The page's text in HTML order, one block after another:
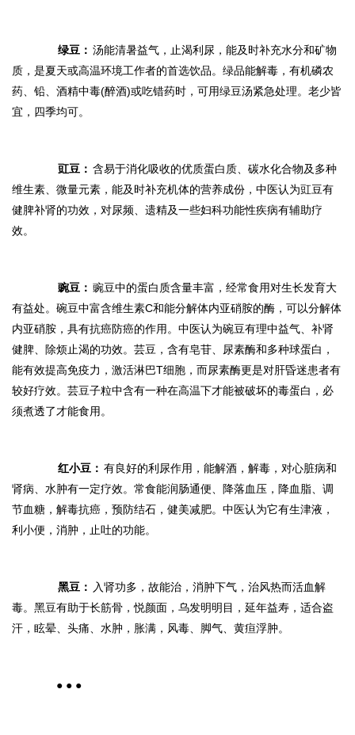
绿豆： 汤能清暑益气，止渴利尿，能及时补充水分和矿物
质，是夏天或高温环境工作者的首选饮品。绿品能解毒，有机磷农
药、铅、酒精中毒(醉酒)或吃错药时，可用绿豆汤紧急处理。老少皆
宜，四季均可。
豇豆： 含易于消化吸收的优质蛋白质、碳水化合物及多种
维生素、微量元素，能及时补充机体的营养成份，中医认为豇豆有
健脾补肾的功效，对尿频、遗精及一些妇科功能性疾病有辅助疗
效。
豌豆： 豌豆中的蛋白质含量丰富，经常食用对生长发育大
有益处。碗豆中富含维生素C和能分解体内亚硝胺的酶，可以分解体
内亚硝胺，具有抗癌防癌的作用。中医认为碗豆有理中益气、补肾
健脾、除烦止渴的功效。芸豆，含有皂苷、尿素酶和多种球蛋白，
能有效提高免疫力，激活淋巴T细胞，而尿素酶更是对肝昏迷患者有
较好疗效。芸豆子粒中含有一种在高温下才能被破坏的毒蛋白，必
须煮透了才能食用。
红小豆： 有良好的利尿作用，能解酒，解毒，对心脏病和
肾病、水肿有一定疗效。常食能润肠通便、降落血压，降血脂、调
节血糖，解毒抗癌，预防结石，健美减肥。中医认为它有生津液，
利小便，消肿，止吐的功能。
黑豆：
入肾功多，故能治，消肿下气，治风热而活血解
毒。黑豆有助于长筋骨，悦颜面，乌发明明目，延年益寿，适合盗
汗，眩晕、头痛、水肿，胀满，风毒、脚气、黄疸浮肿。
● ● ●